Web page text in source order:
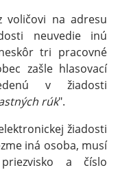
voličovi na adresu
neuvedie inú
tri pracovné
zašle hlasovací
v žiadosti
rúk".
žiadosti
iná osoba, musí
a číslo